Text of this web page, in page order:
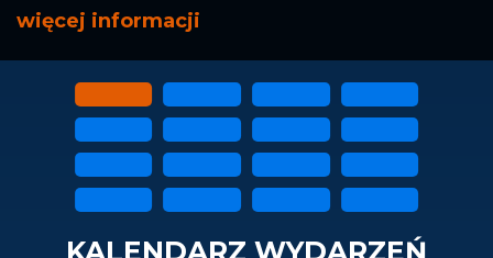
więcej informacji